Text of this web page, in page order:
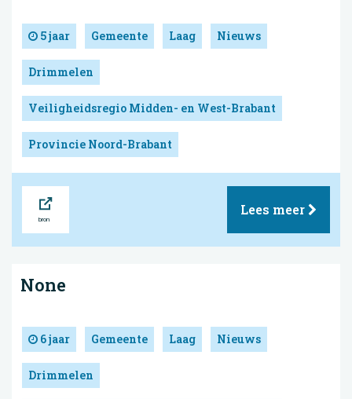
5 jaar Gemeente Laag Nieuws
Drimmelen
Veiligheidsregio Midden- en West-Brabant
Provincie Noord-Brabant
Lees meer
None
6 jaar Gemeente Laag Nieuws
Drimmelen